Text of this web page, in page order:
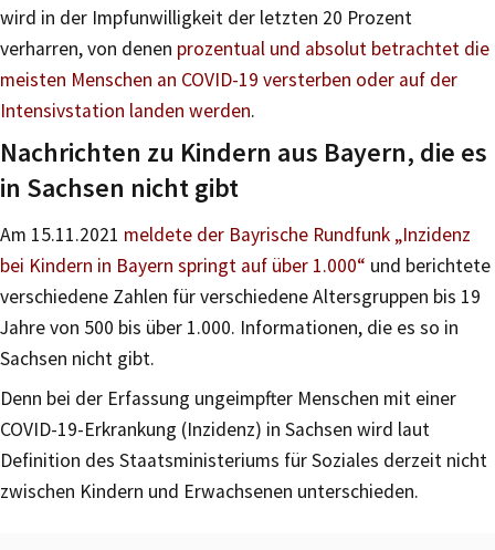
wird in der Impfunwilligkeit der letzten 20 Prozent
verharren, von denen prozentual und absolut betrachtet die
meisten Menschen an COVID-19 versterben oder auf der
Intensivstation landen werden.
Nachrichten zu Kindern aus Bayern, die es
in Sachsen nicht gibt
Am 15.11.2021 meldete der Bayrische Rundfunk „Inzidenz
bei Kindern in Bayern springt auf über 1.000“ und berichtete
verschiedene Zahlen für verschiedene Altersgruppen bis 19
Jahre von 500 bis über 1.000. Informationen, die es so in
Sachsen nicht gibt.
Denn bei der Erfassung ungeimpfter Menschen mit einer
COVID-19-Erkrankung (Inzidenz) in Sachsen wird laut
Definition des Staatsministeriums für Soziales derzeit nicht
zwischen Kindern und Erwachsenen unterschieden.